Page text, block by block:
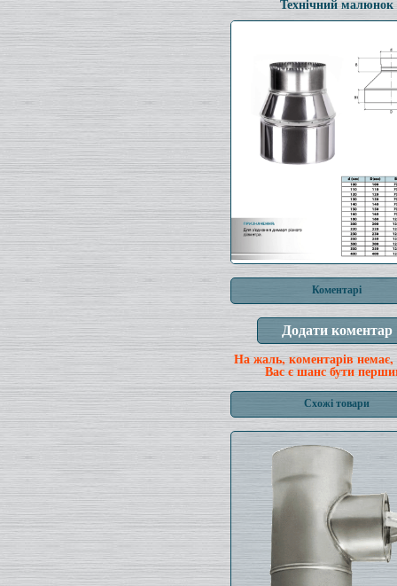
Технічний малюнок
Коментарі
На жаль, коментарів немає,
Вас є шанс бути
Схожі товари